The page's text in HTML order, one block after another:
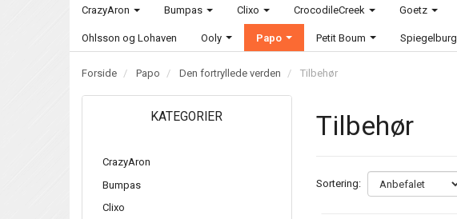
CrazyAron Bumpas Clixo CrocodileCreek Goetz
Ohlsson og Lohaven Ooly Papo Petit Boum Spiegelburg
Forside Papo Den fortryllede verden Tilbehør
KATEGORIER
CrazyAron
Bumpas
Clixo
Tilbehør
Sortering: